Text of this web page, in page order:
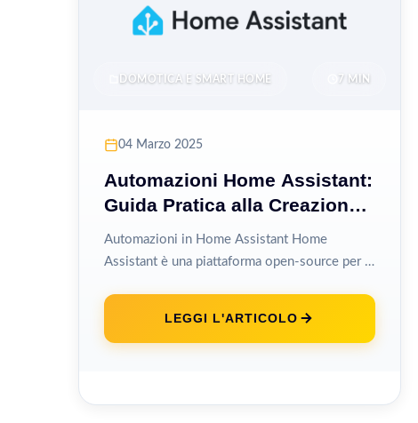
DOMOTICA E SMART HOME 7 MIN
04 Marzo 2025
Automazioni Home Assistant:
Guida Pratica alla Creazione
e Gestione
Automazioni in Home Assistant Home
Assistant è una piattaforma open-source per la
controllare dispositivi...
LEGGI L'ARTICOLO